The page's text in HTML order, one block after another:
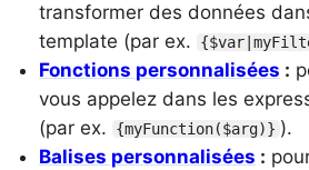
transformer des données
template (par ex.
Fonctions personnalisées :
vous appelez dans les
(par ex.
{myFunction($arg)} ).
Balises personnalisées :